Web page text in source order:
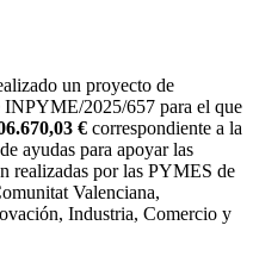
un proyecto de
INPYME/2025/657 para el que
€ correspondiente a la
ayudas para apoyar las
realizadas por las PYMES de
Valenciana,
Industria, Comercio y